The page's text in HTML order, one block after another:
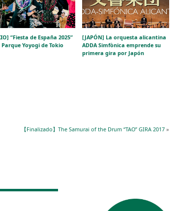
“Fiesta de España 2025”
Parque Yoyogi de Tokio
[JAPÓN] La orquesta alicantina
ADDA Simfònica emprende su
primera gira por Japón
【Finalizado】The Samurai of the Drum “TAO” GIRA 2017»